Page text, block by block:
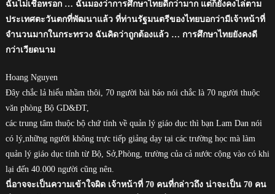
ฉันไม่เชื่อหรอก … ฉันมองว่าการศึกษาไทยดีกว่ามาก แต่ก็ยังคงไล่ตาม
ประเทศตะวันตกที่พัฒนาแล้ว ที่ท่านรัฐมนตรีของไทยบอกว่ามีเจ้าหน้าที่
จำนวนมากในกระทรวง ฉันคิดว่าถูกต้องแล้ว … การศึกษาไทยยังคงดี
กว่าเวียดนาม
Hoang Nguyen
Đây chắc lả hiểu nhầm thôi, 70 người bài báo nói chắc là 70 người thuộc
văn phòng Bộ GD&ĐT,
các trung tâm thuộc bộ chứ tính về quản lý giáo dục thì bạn Lam Dan nói
có lý,những người không trực tiếp giảng dạy tại các trường học mà làm
quản lý giáo dục tính từ Bộ, Sở,Phòng, trường của cả nước cộng vào có khi
lại đến 40.000 người cũng nên.
นี่อาจจะเป็นความเข้าใจผิด เจ้าหน้าที่ 70 คนที่กล่าวถึง น่าจะเป็น 70 คน